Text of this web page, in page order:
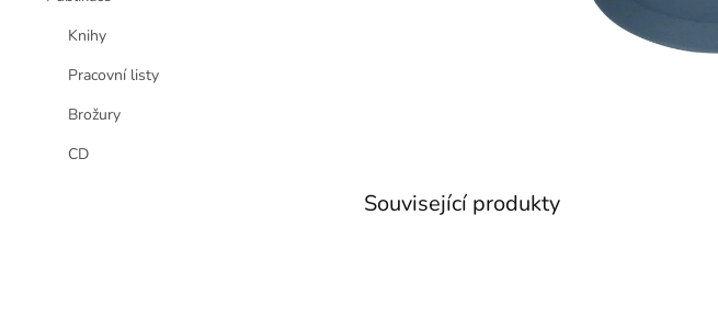
Knihy
Pracovní listy
Brožury
CD
Související produkty